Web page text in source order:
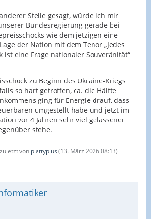
Stelle gesagt, würde ich mir
Bundesregierung gerade bei
wie dem jetzigen eine
der Nation mit dem Tenor „Jedes
ist eine Frage nationaler Souveränität“
zu Beginn des Ukraine-Kriegs
so hart getroffen, ca. die Hälfte
ging für Energie drauf, dass
umgestellt habe und jetzt im
vor 4 Jahren sehr viel gelassener
stehe.
von plattyplus (13. März 2026 08:13)